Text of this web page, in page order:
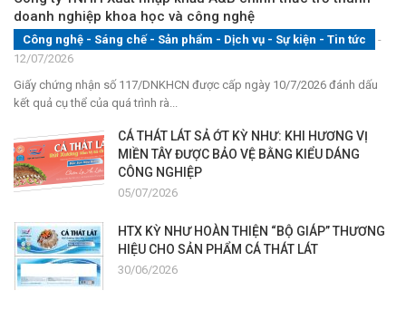
doanh nghiệp khoa học và công nghệ
Công nghệ - Sáng chế - Sản phẩm - Dịch vụ - Sự kiện - Tin tức
-
12/07/2026
Giấy chứng nhận số 117/DNKHCN được cấp ngày 10/7/2026 đánh dấu
kết quả cụ thể của quá trình rà...
CÁ THÁT LÁT SẢ ỚT KỲ NHƯ: KHI HƯƠNG VỊ
MIỀN TÂY ĐƯỢC BẢO VỆ BẰNG KIỂU DÁNG
CÔNG NGHIỆP
05/07/2026
HTX KỲ NHƯ HOÀN THIỆN “BỘ GIÁP” THƯƠNG
HIỆU CHO SẢN PHẨM CÁ THÁT LÁT
30/06/2026